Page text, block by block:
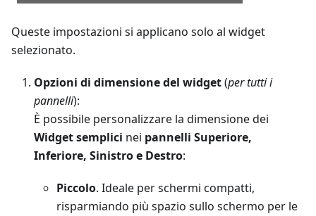
Queste impostazioni si applicano solo al widget
selezionato.
Opzioni di dimensione del widget(per tutti i
pannelli):
È possibile personalizzare la dimensione dei
Widget semplici nei pannelli Superiore,
Inferiore, Sinistro e Destro:
Piccolo. Ideale per schermi compatti,
risparmiando più spazio sullo schermo per le